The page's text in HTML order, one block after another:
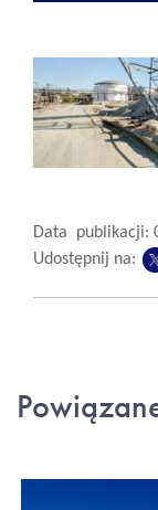
Data publikacji:
Udostępnij na: